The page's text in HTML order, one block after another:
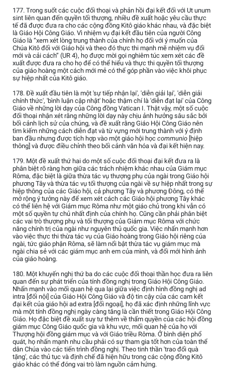
177. Trong suốt các cuộc đối thoại và phản hồi đại kết đối với Ut unum
sint liên quan đến quyền tối thượng, nhiều đề xuất hoặc yêu cầu thực
tế đã được đưa ra cho các cộng đồng Kitô giáo khác nhau, và đặc biệt
là Giáo Hội Công Giáo. Vì nhiệm vụ đại kết đầu tiên của người Công
Giáo là “xem xét lòng trung thành của chính họ đối với ý muốn của
Chúa Kitô đối với Giáo hội và theo đó thực thi mạnh mẽ nhiệm vụ đổi
mới và cải cách” (UR 4), họ được mời gọi nghiêm túc xem xét các đề
xuất được đưa ra cho họ để có thể hiểu và thực thi quyền tối thượng
của giáo hoàng một cách mới mẻ có thể góp phần vào việc khôi phục
sự hiệp nhất của Kitô giáo.
178. Đề xuất đầu tiên là một 'sự tiếp nhận lại', 'diễn giải lại', 'diễn giải
chính thức', 'bình luận cập nhật' hoặc thậm chí là 'diễn đạt lại' của Công
Giáo về những lời dạy của Công đồng Vatican I. Thật vậy, một số cuộc
đối thoại nhận xét rằng những lời dạy này chịu ảnh hưởng sâu sắc bởi
bối cảnh lịch sử của chúng, và đề xuất rằng Giáo Hội Công Giáo nên
tìm kiếm những cách diễn đạt và từ vựng mới trung thành với ý định
ban đầu nhưng được tích hợp vào một giáo hội học communio [hiệp
thông] và được điều chỉnh theo bối cảnh văn hóa và đại kết hiện nay.
179. Một đề xuất thứ hai do một số cuộc đối thoại đại kết đưa ra là
phân biệt rõ ràng hơn giữa các trách nhiệm khác nhau của Giám mục
Rôma, đặc biệt là giữa thừa tác vụ thượng phụ của ngài trong Giáo hội
phương Tây và thừa tác vụ tối thượng của ngài về sự hiệp nhất trong sự
hiệp thông của các Giáo hội, cả phương Tây và phương Đông, có thể
mở rộng ý tưởng này để xem xét cách các Giáo hội phương Tây khác
có thể liên hệ với Giám mục Rôma như một giáo chủ trong khi vẫn có
một số quyền tự chủ nhất định của chính họ. Cũng cần phải phân biệt
các vai trò thượng phụ và tối thượng của Giám mục Rôma với chức
năng chính trị của ngài như nguyên thủ quốc gia. Việc nhấn mạnh hơn
vào việc thực thi thừa tác vụ của Giáo hoàng trong Giáo hội riêng của
ngài, tức giáo phận Rôma, sẽ làm nổi bật thừa tác vụ giám mục mà
ngài chia sẻ với các giám mục anh em của mình, và đổi mới hình ảnh
của giáo hoàng.
180. Một khuyến nghị thứ ba do các cuộc đối thoại thần học đưa ra liên
quan đến sự phát triển của tính đồng nghị trong Giáo Hội Công Giáo.
Nhấn mạnh vào mối quan hệ qua lại giữa việc định hình đồng nghị ad
intra [đối nội] của Giáo Hội Công Giáo và độ tin cậy của các cam kết
đại kết của giáo hội ad extra [đối ngoại], họ đã xác định những lĩnh vực
mà một tính đồng nghị ngày càng tăng là cần thiết trong Giáo Hội Công
Giáo. Họ đặc biệt đề xuất suy tư thêm về thẩm quyền của các hội đồng
giám mục Công Giáo quốc gia và khu vực, mối quan hệ của họ với
Thượng hội đồng giám mục và với Giáo triều Rôma. Ở bình diện phổ
quát, họ nhấn mạnh nhu cầu phải có sự tham gia tốt hơn của toàn thể
dân Chúa vào các tiến trình đồng nghị. Theo tinh thần 'trao đổi quà
tặng', các thủ tục và định chế đã hiện hữu trong các cộng đồng Kitô
giáo khác có thể đóng vai trò làm nguồn cảm hứng.